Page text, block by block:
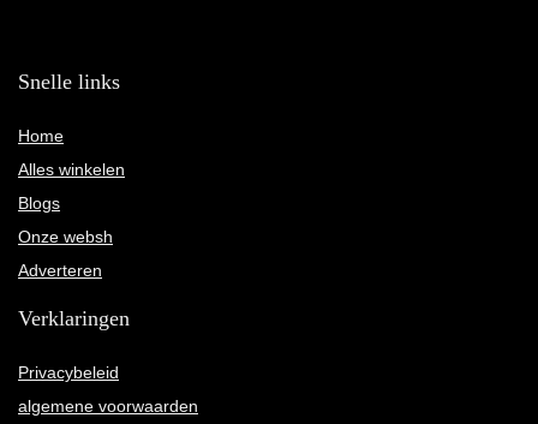
Snelle links
Home
Alles winkelen
Blogs
Onze websh
Adverteren
Verklaringen
Privacybeleid
algemene voorwaarden